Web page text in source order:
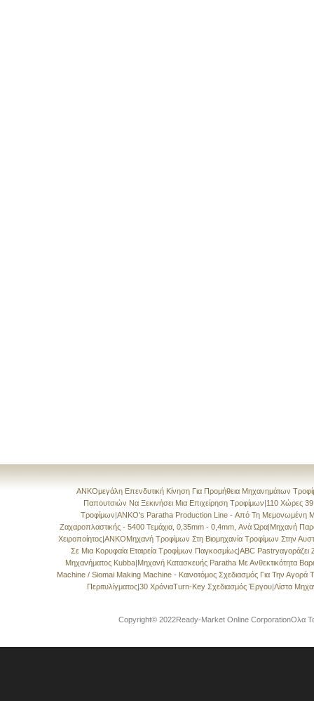
ANKOμεγάλη Επενδυτική Κίνηση Για Προμήθεια Μηχανημάτων
Παπουτσιών Να Ξεκινήσει Μια Επιχείρηση Τροφίμων|110 Χώρες
Τροφίμων|ANKO's Paratha Production Line - Από Τη Μεμονωμένη
Ζαχαροπλαστικής - 5400 Τεμάχια, 0,35mm - 0,4mm, Ανά Ώρα|Μηχανή
Χειροποίητος|ANKOΜηχανή Τροφίμων Στη Βιομηχανία Τροφίμων Στην
Σε Μια Κορυφαία Εταιρεία Τροφίμων Παγκοσμίως|ABC Pastryαγοράζει
Μηχανήματος Kubba|Μηχανή Κατασκευής Paratha Με Ανθεκτικότητα
Machine / Siomai Making Machine - Καινοτόμος Σχεδιασμός Για Την Αγορά
Περιτυλίγματος|30 ΧρόνιαTurn-Key Σχεδιασμός Έργου|Λίστα
Copyright© 2022Ready-Market Online CorporationΟλα Τα